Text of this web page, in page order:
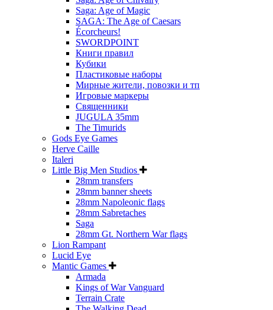
Saga: Age of Magic
SAGA: The Age of Caesars
Écorcheurs!
SWORDPOINT
Книги правил
Кубики
Пластиковые наборы
Мирные жители, повозки и тп
Игровые маркеры
Священники
JUGULA 35mm
The Timurids
Gods Eye Games
Herve Caille
Italeri
Little Big Men Studios
28mm transfers
28mm banner sheets
28mm Napoleonic flags
28mm Sabretaches
Saga
28mm Gt. Northern War flags
Lion Rampant
Lucid Eye
Mantic Games
Armada
Kings of War Vanguard
Terrain Crate